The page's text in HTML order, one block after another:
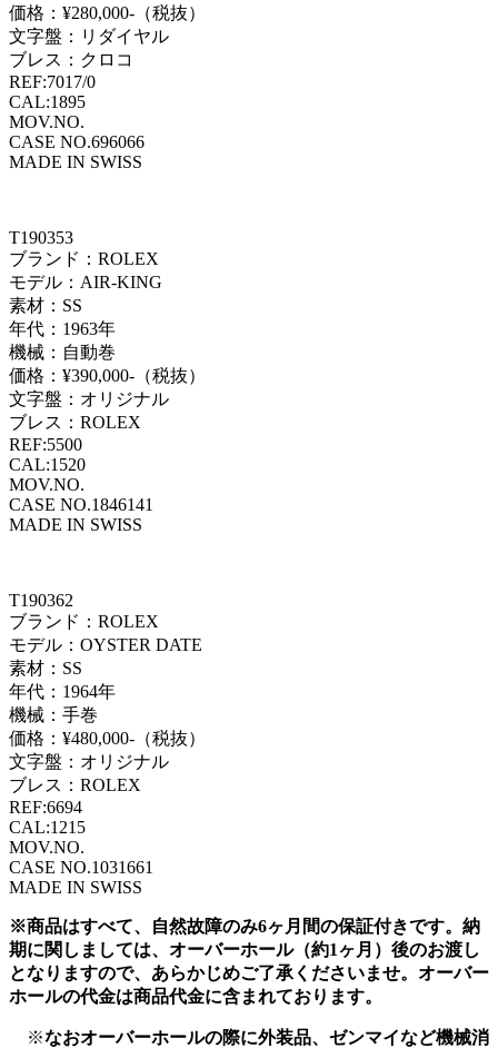
価格：¥280,000-（税抜）
文字盤：リダイヤル
ブレス：クロコ
REF:7017/0
CAL:1895
MOV.NO.
CASE NO.696066
MADE IN SWISS
T190353
ブランド：ROLEX
モデル：AIR-KING
素材：SS
年代：1963年
機械：自動巻
価格：¥390,000-（税抜）
文字盤：オリジナル
ブレス：ROLEX
REF:5500
CAL:1520
MOV.NO.
CASE NO.1846141
MADE IN SWISS
T190362
ブランド：ROLEX
モデル：OYSTER DATE
素材：SS
年代：1964年
機械：手巻
価格：¥480,000-（税抜）
文字盤：オリジナル
ブレス：ROLEX
REF:6694
CAL:1215
MOV.NO.
CASE NO.1031661
MADE IN SWISS
※商品はすべて、自然故障のみ6ヶ月間の保証付きです。納
期に関しましては、オーバーホール（約1ヶ月）後のお渡し
となりますので、あらかじめご了承くださいませ。オーバー
ホールの代金は商品代金に含まれております。
※なおオーバーホールの際に外装品、ゼンマイなど機械消